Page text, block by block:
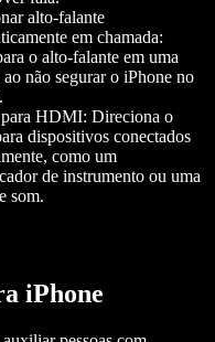
alto-falante
em chamada:
o alto-falante em uma
não segurar o iPhone no
HDMI: Direciona o
dispositivos conectados
como um
de instrumento ou uma
som.
iPhone